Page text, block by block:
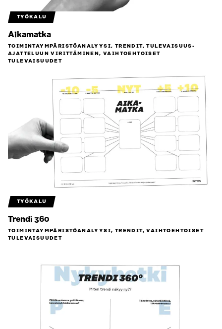
TYÖKALU
Aikamatka
TOIMINTAYMPÄRISTÖ­ANALYYSI, TRENDIT, TULEVAISUUS­
AJATTELUUN VIRITTÄMINEN, VAIHTOEHTOISET
TULEVAISUUDET
TYÖKALU
Trendi 360
TOIMINTAYMPÄRISTÖ­ANALYYSI, TRENDIT, VAIHTOEHTOISET
TULEVAISUUDET